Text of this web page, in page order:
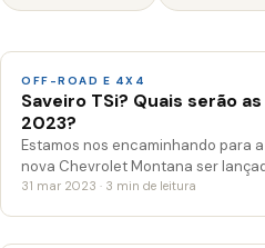
OFF-ROAD E 4X4
Saveiro TSi? Quais serão
2023?
Estamos nos encaminhando para
nova Chevrolet Montana ser
31 mar 2023 · 3 min de leitura